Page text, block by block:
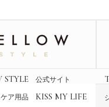
STYLE 公式サイト
ア用品 KISS MY LIFE